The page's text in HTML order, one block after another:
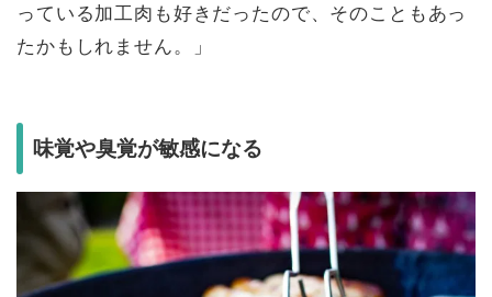
っている加工肉も好きだったので、そのこともあっ
たかもしれません。」
味覚や臭覚が敏感になる